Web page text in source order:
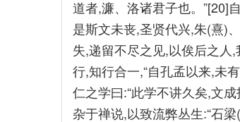
道者,濂、洛诸君子也。”[20]
是斯文未丧,圣贤代兴,朱(熹)
失,递留不尽之见,以俟后之人
行,知行合一,“自孔孟以来,未
仁之学曰:“此学不讲久矣,文
杂于禅说,以致流弊丛生:“石